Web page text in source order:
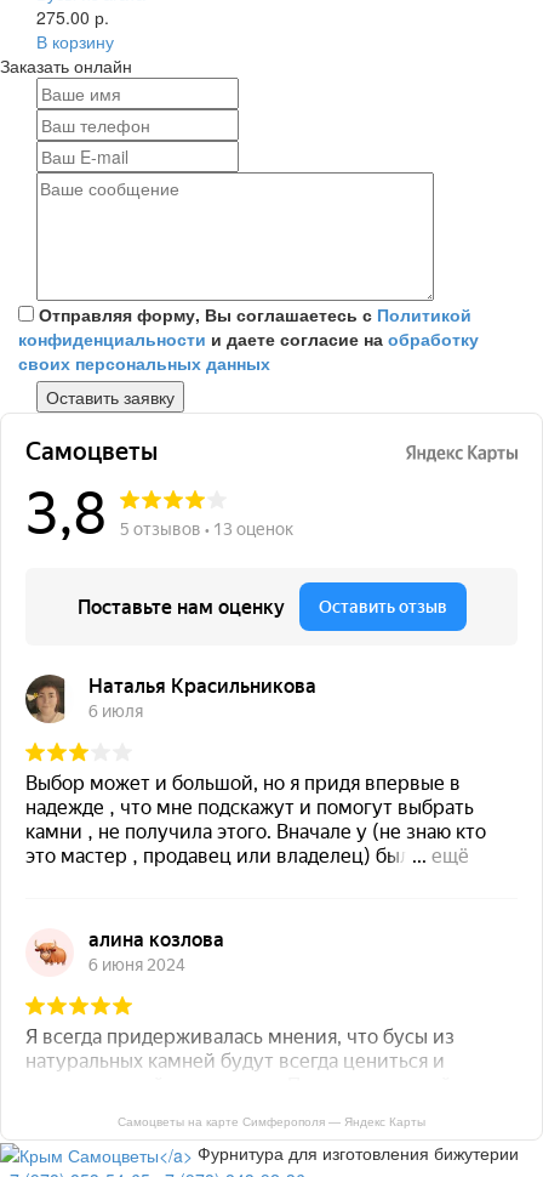
275.00 р.
В корзину
Заказать онлайн
Отправляя форму, Вы соглашаетесь с Политикой
конфиденциальности и даете согласие на обработку
своих персональных данных
Самоцветы на карте Симферополя — Яндекс Карты
Фурнитура для изготовления бижутерии